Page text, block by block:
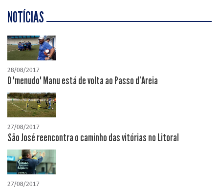
NOTÍCIAS
28/08/2017
O "menudo" Manu está de volta ao Passo d'Areia
27/08/2017
São José reencontra o caminho das vitórias no Litoral
27/08/2017